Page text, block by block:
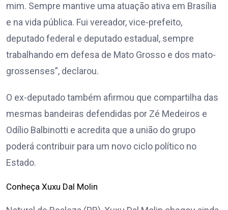
mim. Sempre mantive uma atuação ativa em Brasília
e na vida pública. Fui vereador, vice-prefeito,
deputado federal e deputado estadual, sempre
trabalhando em defesa de Mato Grosso e dos mato-
grossenses”, declarou.
O ex-deputado também afirmou que compartilha das
mesmas bandeiras defendidas por Zé Medeiros e
Odílio Balbinotti e acredita que a união do grupo
poderá contribuir para um novo ciclo político no
Estado.
Conheça Xuxu Dal Molin